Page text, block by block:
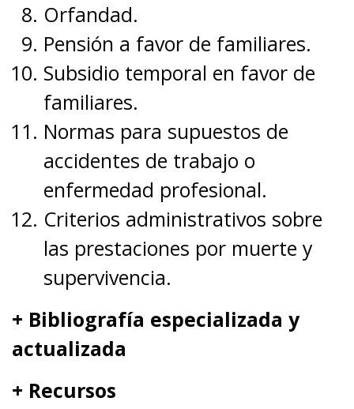
Orfandad.
Pensión a favor de familiares.
Subsidio temporal en favor de
familiares.
Normas para supuestos de
accidentes de trabajo o
enfermedad profesional.
Criterios administrativos sobre
las prestaciones por muerte y
supervivencia.
+ Bibliografía especializada y
actualizada
+ Recursos